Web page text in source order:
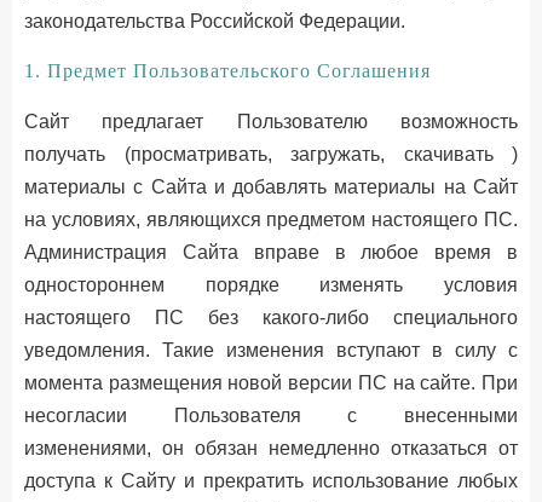
законодательства Российской Федерации.
1. Предмет Пользовательского Соглашения
Сайт предлагает Пользователю возможность
получать (просматривать, загружать, скачивать )
материалы с Сайта и добавлять материалы на Сайт
на условиях, являющихся предметом настоящего ПС.
Администрация Сайта вправе в любое время в
одностороннем порядке изменять условия
настоящего ПС без какого-либо специального
уведомления. Такие изменения вступают в силу с
момента размещения новой версии ПС на сайте. При
несогласии Пользователя с внесенными
изменениями, он обязан немедленно отказаться от
доступа к Сайту и прекратить использование любых